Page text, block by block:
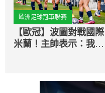
歐洲足球冠軍聯賽
【歐冠】波圖對戰國際
米蘭！主帥表示：我們